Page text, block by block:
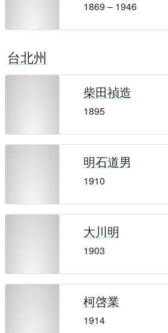
1869 – 1946
台北州
柴田禎造
1895
明石道男
1910
大川明
1903
柯啓業
1914